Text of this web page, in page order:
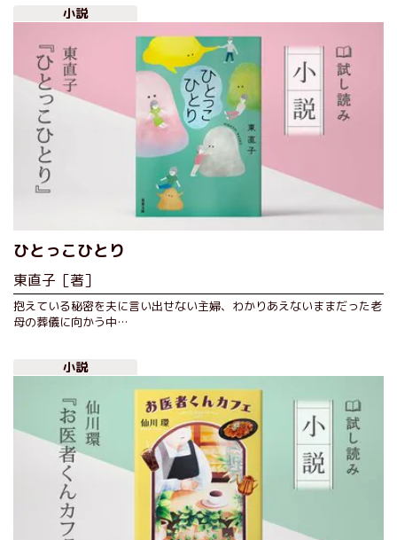
小説
ひとっこひとり
東直子［著］
抱えている秘密を夫に言い出せない主婦、わかりあえないままだった老
母の葬儀に向かう中…
小説